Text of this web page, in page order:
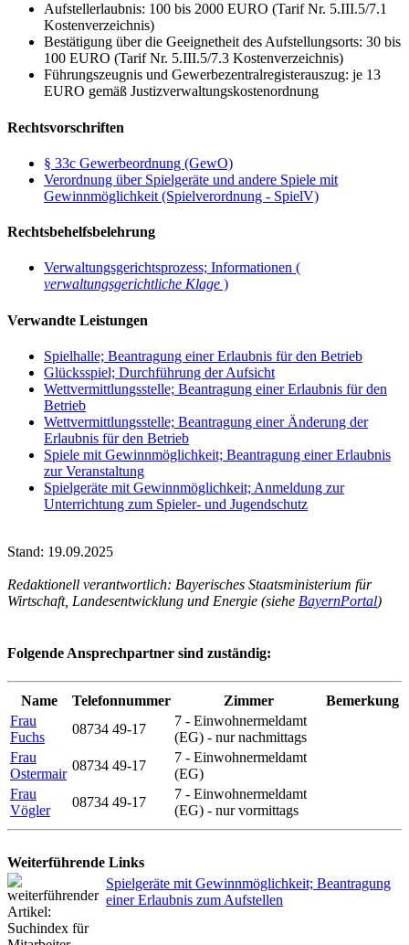
Aufstellerlaubnis: 100 bis 2000 EURO (Tarif Nr. 5.III.5/7.1
Kostenverzeichnis)
Bestätigung über die Geeignetheit des Aufstellungsorts: 30 bis
100 EURO (Tarif Nr. 5.III.5/7.3 Kostenverzeichnis)
Führungszeugnis und Gewerbezentralregisterauszug: je 13
EURO gemäß Justizverwaltungskostenordnung
Rechtsvorschriften
§ 33c Gewerbeordnung (GewO)
Verordnung über Spielgeräte und andere Spiele mit
Gewinnmöglichkeit (Spielverordnung - SpielV)
Rechtsbehelfsbelehrung
Verwaltungsgerichtsprozess; Informationen (
verwaltungsgerichtliche Klage )
Verwandte Leistungen
Spielhalle; Beantragung einer Erlaubnis für den Betrieb
Glücksspiel; Durchführung der Aufsicht
Wettvermittlungsstelle; Beantragung einer Erlaubnis für den
Betrieb
Wettvermittlungsstelle; Beantragung einer Änderung der
Erlaubnis für den Betrieb
Spiele mit Gewinnmöglichkeit; Beantragung einer Erlaubnis
zur Veranstaltung
Spielgeräte mit Gewinnmöglichkeit; Anmeldung zur
Unterrichtung zum Spieler- und Jugendschutz
Stand: 19.09.2025
Redaktionell verantwortlich: Bayerisches Staatsministerium für
Wirtschaft, Landesentwicklung und Energie (siehe BayernPortal)
Folgende Ansprechpartner sind zuständig:
Name Telefonnummer Zimmer
Bemerkung
Frau
Fuchs
08734 49-17
7 - Einwohnermeldamt
(EG) - nur nachmittags
Frau
Ostermair
08734 49-17
7 - Einwohnermeldamt
(EG)
Frau
Vögler
08734 49-17
7 - Einwohnermeldamt
(EG) - nur vormittags
Weiterführende Links
Spielgeräte mit Gewinnmöglichkeit; Beantragung
einer Erlaubnis zum Aufstellen